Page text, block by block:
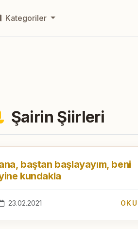
Kategoriler
Şairin Şiirleri
baştan başlayayım, beni
kundakla
23.02.2021 OKU